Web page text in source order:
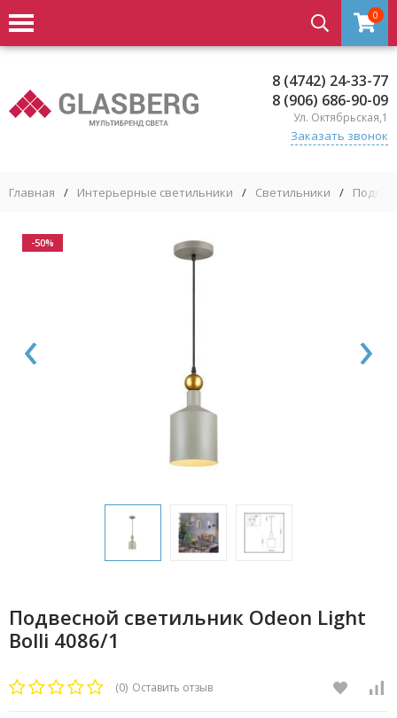
0
8 (4742) 24-33-77
8 (906) 686-90-09
Ул. Октябрьская,1
Заказать звонок
Главная / Интерьерные светильники / Светильники /
-50%
‹ ›
Подвесной светильник Odeon Light
Bolli 4086/1
(0) Оставить отзыв